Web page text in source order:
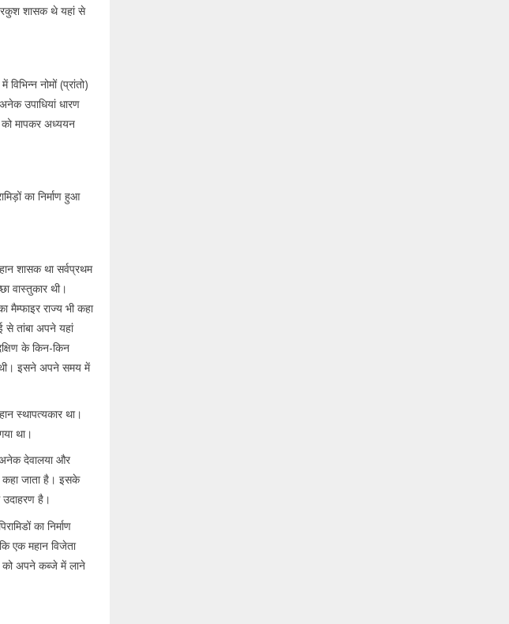
शासक थे यहां से
नोमों (प्रांतो)
उपाधियां धारण
को मापकर अध्ययन
का निर्माण हुआ
शासक था सर्वप्रथम
वास्तुकार थी।
राज्य भी कहा
से तांबा अपने यहां
के किन-किन
थी। इसने अपने समय में
स्थापत्यकार था।
था।
देवालया और
कहा जाता है। इसके
उदाहरण है।
का निर्माण
एक महान विजेता
को अपने कब्जे में लाने